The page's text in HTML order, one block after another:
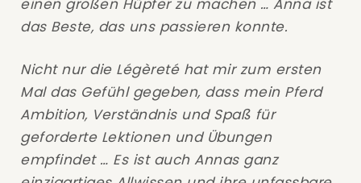
einen großen Hüpfer zu machen … Anna ist
das Beste, das uns passieren konnte.
Nicht nur die Légèreté hat mir zum ersten
Mal das Gefühl gegeben, dass mein Pferd
Ambition, Verständnis und Spaß für
geforderte Lektionen und Übungen
empfindet … Es ist auch Annas ganz